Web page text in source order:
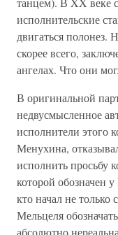
исполнительские
двигаться полонез.
скорее всего,
ангелах. Что они
В оригинальной
недвусмысленное
исполнители этого
Менухина,
исполнить просьбу
которой обозначен
кто начал не
Мельцеля